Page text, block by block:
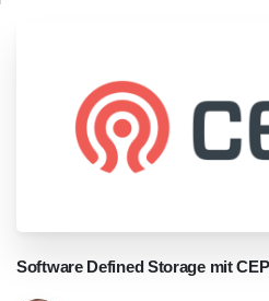
Software Defined Storage mit